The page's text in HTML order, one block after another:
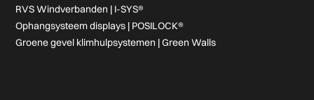
RVS Windverbanden | I-SYS®
Ophangsysteem displays | POSILOCK®
Groene gevel klimhulpsystemen | Green Walls